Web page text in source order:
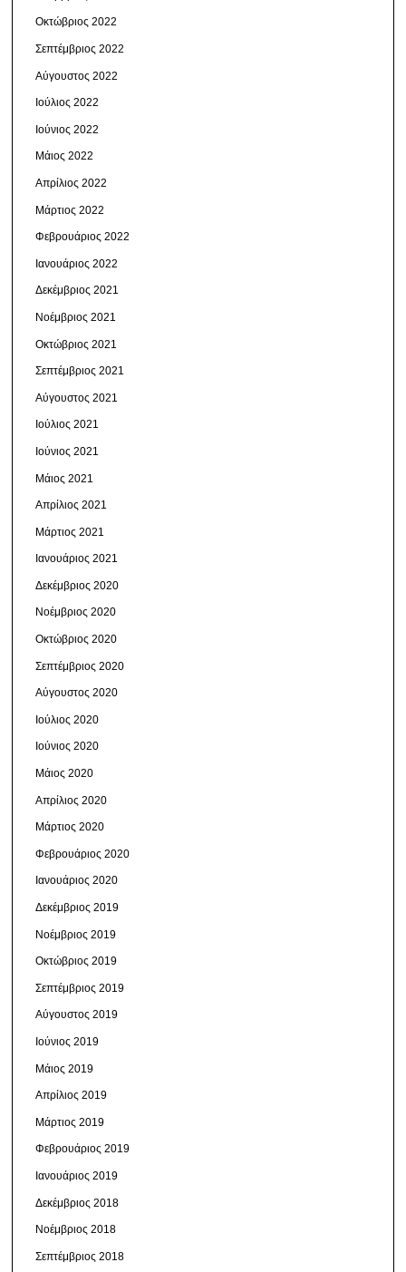
Οκτώβριος 2022
Σεπτέμβριος 2022
Αύγουστος 2022
Ιούλιος 2022
Ιούνιος 2022
Μάιος 2022
Απρίλιος 2022
Μάρτιος 2022
Φεβρουάριος 2022
Ιανουάριος 2022
Δεκέμβριος 2021
Νοέμβριος 2021
Οκτώβριος 2021
Σεπτέμβριος 2021
Αύγουστος 2021
Ιούλιος 2021
Ιούνιος 2021
Μάιος 2021
Απρίλιος 2021
Μάρτιος 2021
Ιανουάριος 2021
Δεκέμβριος 2020
Νοέμβριος 2020
Οκτώβριος 2020
Σεπτέμβριος 2020
Αύγουστος 2020
Ιούλιος 2020
Ιούνιος 2020
Μάιος 2020
Απρίλιος 2020
Μάρτιος 2020
Φεβρουάριος 2020
Ιανουάριος 2020
Δεκέμβριος 2019
Νοέμβριος 2019
Οκτώβριος 2019
Σεπτέμβριος 2019
Αύγουστος 2019
Ιούνιος 2019
Μάιος 2019
Απρίλιος 2019
Μάρτιος 2019
Φεβρουάριος 2019
Ιανουάριος 2019
Δεκέμβριος 2018
Νοέμβριος 2018
Σεπτέμβριος 2018